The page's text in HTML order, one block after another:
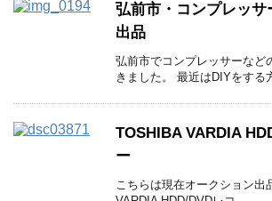
弘前市・コンプレッサ
出品
弘前市でコンプレッサーなど
きました。 最近はDIYをする
TOSHIBA VARDIA
ー
こちらは現在オークション出